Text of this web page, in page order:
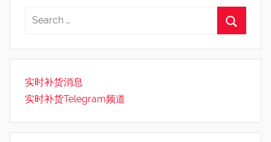
实时补货消息
实时补货Telegram频道